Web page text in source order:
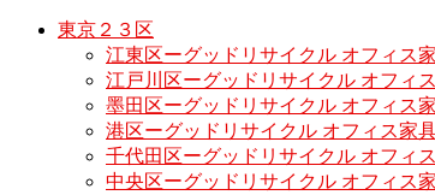
東京２３区
江東区ーグッドリサイクル オフィス
江戸川区ーグッドリサイクル オフィ
墨田区ーグッドリサイクル オフィス
港区ーグッドリサイクル オフィス家
千代田区ーグッドリサイクル オフィ
中央区ーグッドリサイクル オフィス